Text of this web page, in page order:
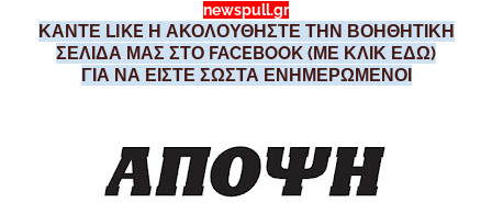
newspull.gr
ΚΑΝΤΕ LIKE Η ΑΚΟΛΟΥΘΗΣΤΕ ΤΗΝ ΒΟΗΘΗΤΙΚΗ
ΣΕΛΙΔΑ ΜΑΣ ΣΤΟ FACEBOOK (ΜΕ ΚΛΙΚ ΕΔΩ)
ΓΙΑ ΝΑ ΕΙΣΤΕ ΣΩΣΤΑ ΕΝΗΜΕΡΩΜΕΝΟΙ